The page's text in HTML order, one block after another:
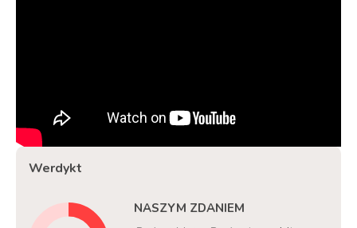
Werdykt
NASZYM ZDANIEM